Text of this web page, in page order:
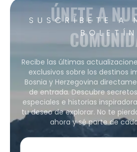
SUSCRÍBETE A
ÚNETE A
Recibe las últimas
exclusivos sobre los destinos
Bosnia y Herzegovina
de entrada. Descubre
especiales e historias
tu deseo de explorar. No te
ahora y sé parte de